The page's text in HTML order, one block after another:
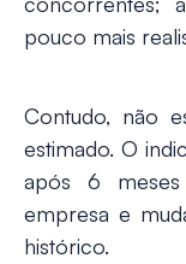
pouco mais
Contudo, não
estimado. O
após 6
empresa e
histórico.